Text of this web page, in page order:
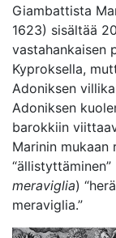
Giambattista
1623) sisältää 20
vastahankaisen
Kyproksella,
Adoniksen
Adoniksen
barokkiin
Marinin mukaan
“ällistyttäminen”
meraviglia)
meraviglia.”